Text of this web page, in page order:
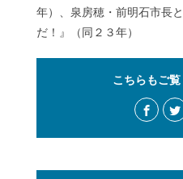
年）、泉房穂・前明石市長
だ！』（同２３年）
こちらもご覧